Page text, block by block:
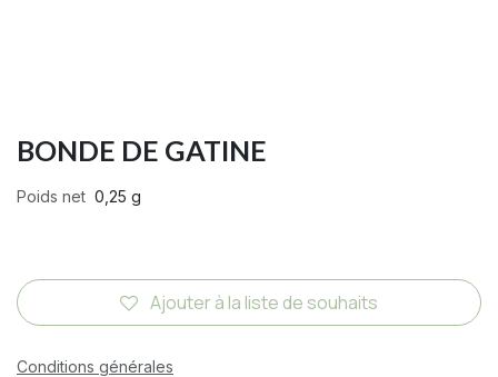
BONDE DE GATINE
Poids net 0,25 g
Ajouter à la liste de souhaits
Conditions générales